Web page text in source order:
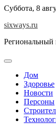
Перейти
содержимому
Суббота, 8
sixways.ru
Региональный
Дом
Здоровье
Новости
Персоны